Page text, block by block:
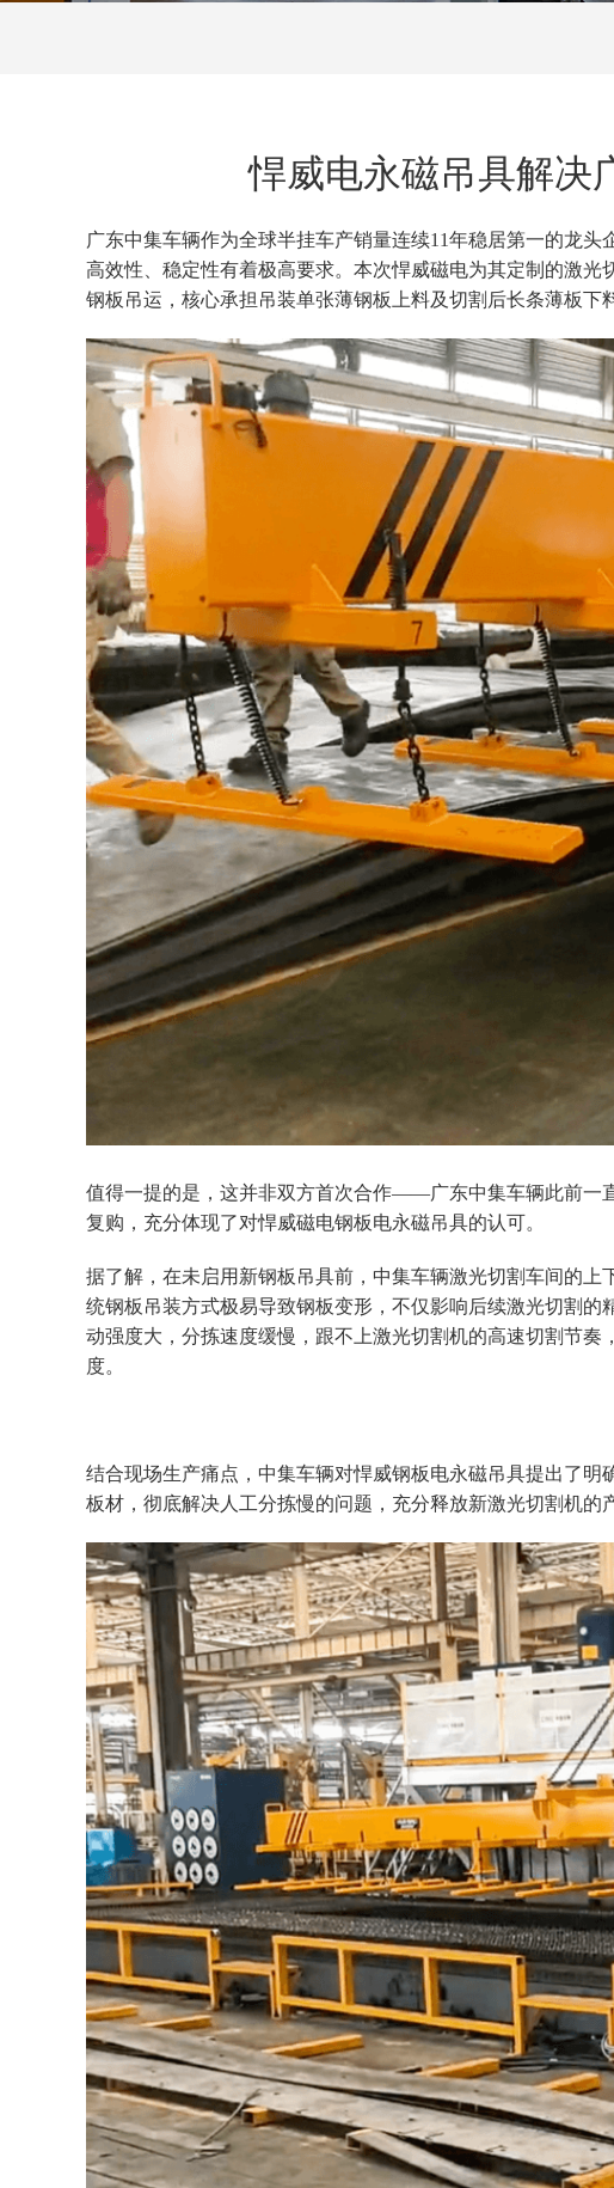
悍威电永磁吊具解决
广东中集车辆作为全球半挂车产销量连续11年稳居第一的龙头
高效性、稳定性有着极高要求。本次悍威磁电为其定制的激光
钢板吊运，核心承担吊装单张薄钢板上料及切割后长条薄板下
值得一提的是，这并非双方首次合作——广东中集车辆此前一
复购，充分体现了对悍威磁电钢板电永磁吊具的认可。
据了解，在未启用新钢板吊具前，中集车辆激光切割车间的
统钢板吊装方式极易导致钢板变形，不仅影响后续激光切割的
动强度大，分拣速度缓慢，跟不上激光切割机的高速切割节
度。
结合现场生产痛点，中集车辆对悍威钢板电永磁吊具提出了
板材，彻底解决人工分拣慢的问题，充分释放新激光切割机的